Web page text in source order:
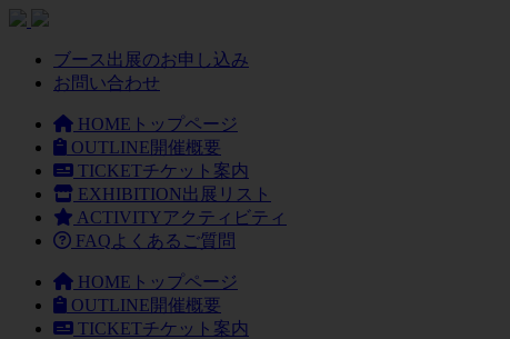
ブース出展のお申し込み
お問い合わせ
HOME トップページ
OUTLINE開催概要
TICKETチケット案内
EXHIBITION出展リスト
ACTIVITYアクティビティ
FAQ よくあるご質問
HOME トップページ
OUTLINE開催概要
TICKETチケット案内